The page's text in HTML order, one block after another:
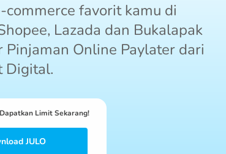
commerce favorit kamu di
Lazada dan Bukalapak
Pinjaman Online Paylater dari
Digital.
Limit Sekarang!
JULO